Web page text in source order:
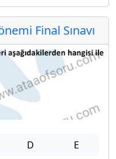
Final Sınavı
D E